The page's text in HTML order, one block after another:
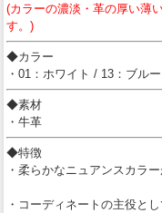
(カラーの濃淡・革の厚い薄
す。)
◆カラー
・01：ホワイト / 13：ブルー
◆素材
・牛革
◆特徴
・柔らかなニュアンスカラ
・コーディネートの主役と